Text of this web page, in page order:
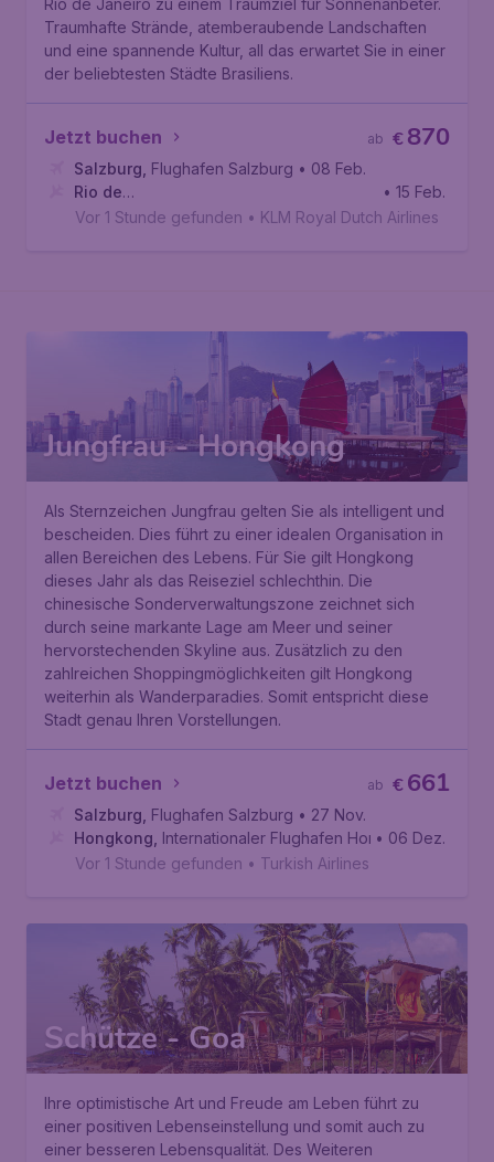
Rio de Janeiro zu einem Traumziel für Sonnenanbeter.
Traumhafte Strände, atemberaubende Landschaften
und eine spannende Kultur, all das erwartet Sie in einer
der beliebtesten Städte Brasiliens.
Jetzt buchen €870
ab
Salzburg Flughafen Salzburg • 08 Feb.
Rio de
Janeiro , Flughafen Rio de Janeiro-Antônio Carlos Jobim
• 15 Feb.
Vor 1 Stunde gefunden • KLM Royal Dutch Airlines
Jungfrau - Hongkong
Als Sternzeichen Jungfrau gelten Sie als intelligent und
bescheiden. Dies führt zu einer idealen Organisation in
allen Bereichen des Lebens. Für Sie gilt Hongkong
dieses Jahr als das Reiseziel schlechthin. Die
chinesische Sonderverwaltungszone zeichnet sich
durch seine markante Lage am Meer und seiner
hervorstechenden Skyline aus. Zusätzlich zu den
zahlreichen Shoppingmöglichkeiten gilt Hongkong
weiterhin als Wanderparadies. Somit entspricht diese
Stadt genau Ihren Vorstellungen.
Jetzt buchen €661
ab
Salzburg Flughafen Salzburg • 27 Nov.
Hongkong Internationaler Flughafen Hongkong
• 06 Dez.
Vor 1 Stunde gefunden • Turkish Airlines
Schütze - Goa
Ihre optimistische Art und Freude am Leben führt zu
einer positiven Lebenseinstellung und somit auch zu
einer besseren Lebensqualität. Des Weiteren